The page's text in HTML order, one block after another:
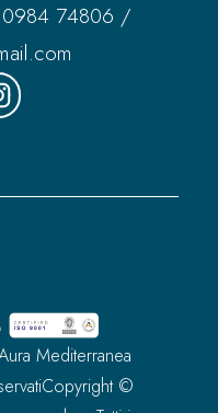
74806 /
Mediterranea
©